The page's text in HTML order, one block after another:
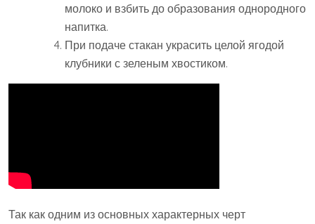
молоко и взбить до образования однородного
напитка.
При подаче стакан украсить целой ягодой
клубники с зеленым хвостиком.
Так как одним из основных характерных черт